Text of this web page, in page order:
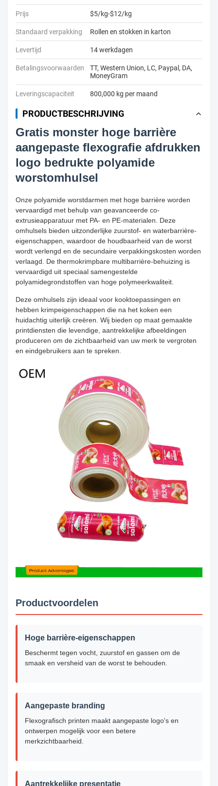
Prijs $5/kg-$12/kg
Standaard verpakking Rollen en stokken in karton
Levertijd 14 werkdagen
Betalingsvoorwaarden
TT, Western Union, LC, Paypal, DA,
MoneyGram
Leveringscapaciteit 800,000 kg per maand
PRODUCTBESCHRIJVING
Gratis monster hoge barrière
aangepaste flexografie afdrukken
logo bedrukte polyamide
worstomhulsel
Onze polyamide worstdarmen met hoge barrière worden
vervaardigd met behulp van geavanceerde co-
extrusieapparatuur met PA- en PE-materialen. Deze
omhulsels bieden uitzonderlijke zuurstof- en waterbarrière-
eigenschappen, waardoor de houdbaarheid van de worst
wordt verlengd en de secundaire verpakkingskosten worden
verlaagd. De thermokrimpbare multibarrière-behuizing is
vervaardigd uit speciaal samengestelde
polyamidegrondstoffen van hoge polymeerkwaliteit.
Deze omhulsels zijn ideaal voor kooktoepassingen en
hebben krimpeigenschappen die na het koken een
huidachtig uiterlijk creëren. Wij bieden op maat gemaakte
printdiensten die levendige, aantrekkelijke afbeeldingen
produceren om de zichtbaarheid van uw merk te vergroten
en eindgebruikers aan te spreken.
Productvoordelen
Hoge barrière-eigenschappen
Beschermt tegen vocht, zuurstof en gassen om de
smaak en versheid van de worst te behouden.
Aangepaste branding
Flexografisch printen maakt aangepaste logo's en
ontwerpen mogelijk voor een betere
merkzichtbaarheid.
Aantrekkelijke presentatie